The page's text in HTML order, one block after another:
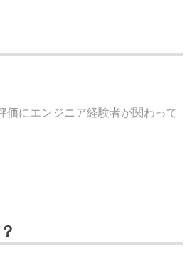
価にエンジニア経験者が関わって
じる、技術やワークフローの標準
執行役員として、エンジニアリ
営に参加している